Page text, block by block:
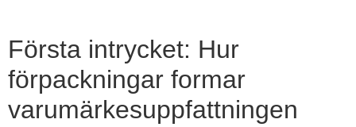
Första intrycket: Hur
förpackningar formar
varumärkesuppfattningen